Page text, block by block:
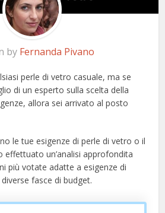
by Fernanda Pivano
perle di vetro casuale, ma se
di un esperto sulla scelta della
allora sei arrivato al posto
le tue esigenze di perle di vetro o il
effettuato un’analisi approfondita
più votate adatte a esigenze di
fasce di budget.